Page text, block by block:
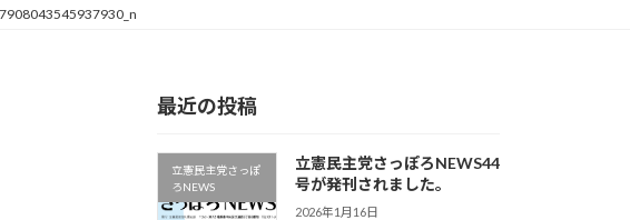
最近の投稿
立憲民主党さっぽ
ろNEWS
立憲民主党さっぽろNEWS44
号が発刊されました。
2026年1月16日